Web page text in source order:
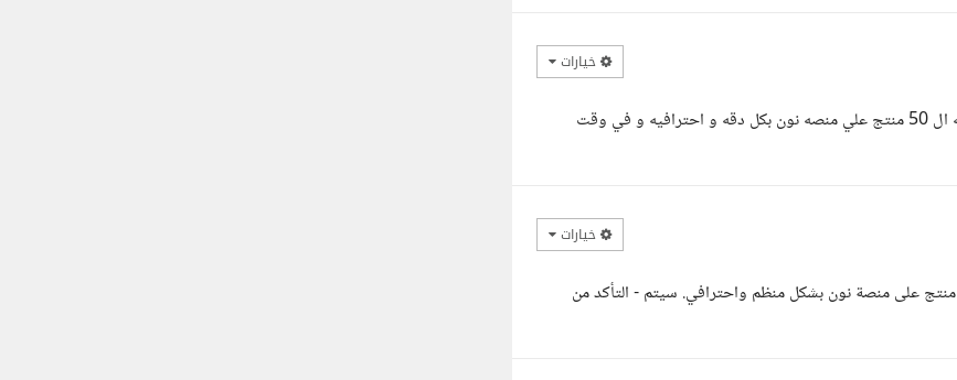
خيارات
السلام عليكم استاذ فتحي لقد قرأت عرضك و استطيع تنفيذ المطلوب و اضافه ال 50 منتج علي منصه نون بكل دقه و احترافيه و في وقت
خيارات
سلام عليكم ، اطلعت على تفاصيل المشروع، ويسعدني أساعدك في إضافة 50 منتج على منصة نون بشكل منظم واحترافي. سيتم - التأكد من